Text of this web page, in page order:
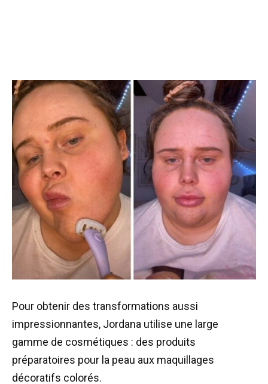
Pour obtenir des transformations aussi
impressionnantes, Jordana utilise une large
gamme de cosmétiques : des produits
préparatoires pour la peau aux maquillages
décoratifs colorés.